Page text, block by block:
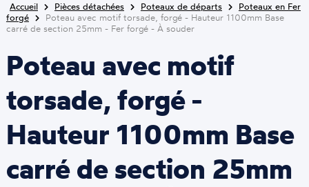
Accueil Pièces détachées Poteaux de départs
Poteaux en Fer
forgé
Poteau avec motif torsade, forgé - Hauteur 1100mm Base
carré de section 25mm - Fer forgé - À souder
Poteau avec motif
torsade, forgé -
Hauteur 1100mm Base
carré de section 25mm